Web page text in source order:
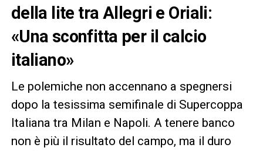
della lite tra Allegri e Oriali:
«Una sconfitta per il calcio
italiano»
Le polemiche non accennano a spegnersi
dopo la tesissima semifinale di Supercoppa
Italiana tra Milan e Napoli. A tenere banco
non è più il risultato del campo, ma il duro